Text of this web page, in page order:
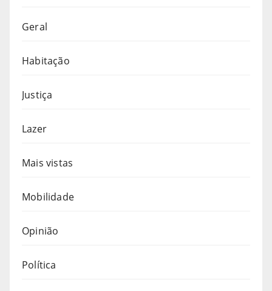
Geral
Habitação
Justiça
Lazer
Mais vistas
Mobilidade
Opinião
Política